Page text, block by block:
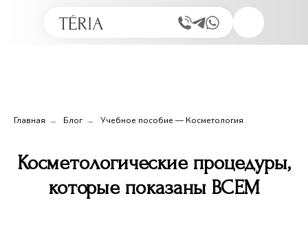
Главная → Блог → Учебное пособие — Косметология
Косметологические процедуры,
которые показаны ВСЕМ